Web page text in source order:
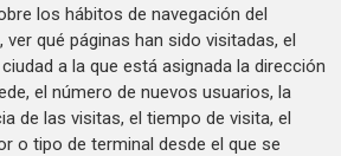
los hábitos de navegación del
qué páginas han sido visitadas, el
a la que está asignada la dirección
el número de nuevos usuarios, la
de las visitas, el tiempo de visita, el
o tipo de terminal desde el que se